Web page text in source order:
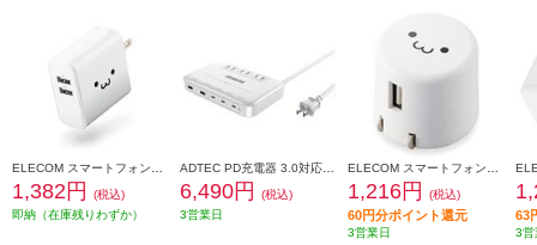
1,382円
(税込)
即納（在庫残りわずか）
6,490円
(税込)
3営業日
1,216円 (税込)
60円分ポイント還元
3営業日
63
3営